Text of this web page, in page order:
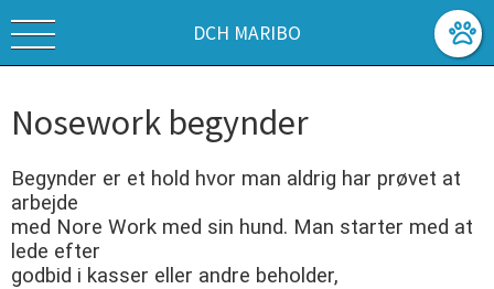
DCH MARIBO
Nosework begynder
Begynder er et hold hvor man aldrig har prøvet at
arbejde
med Nore Work med sin hund. Man starter med at
lede efter
godbid i kasser eller andre beholder,